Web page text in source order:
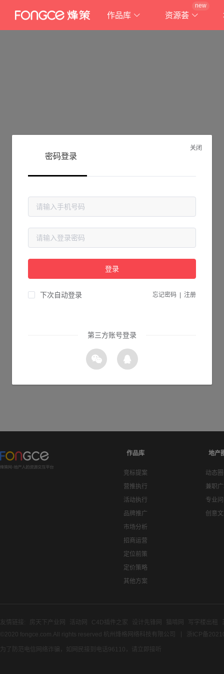
作品库 资源荟
new
抱歉!
请检查您输入的网址是否正确，或点击下面的按钮返回首页。
作品库
竞标提案
营推执行
活动执行
品牌推广
市场分析
招商运营
定位前策
定价策略
其他方案
地产
动态
兼职
专业
创意
友情链接: 房天下产业网 活动网 C4D插件之家 设计先锋网 猫啃网 写字楼出租
©2020 fongce.com.All rights reserved 杭州烽格网络科技有限公司
浙ICP备
为了防范电信网络诈骗，如网民接到电话96110，请立即接听
关闭
密码登录
登录
下次自动登录 忘记密码 注册
第三方账号登录